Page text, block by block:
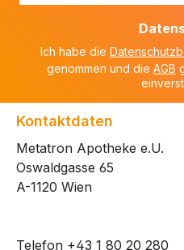
Ich habe die
genommen und die AGB
Kontaktdaten
Metatron Apotheke e.U.
Oswaldgasse 65
A-1120 Wien
Telefon +43 1 80 20 280